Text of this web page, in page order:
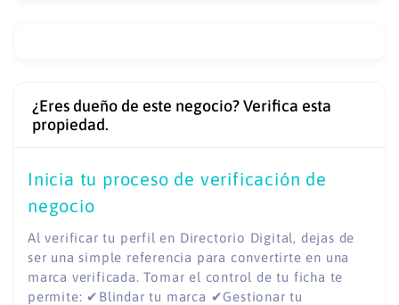
¿Eres dueño de este negocio? Verifica esta
propiedad.
Inicia tu proceso de verificación de
negocio
Al verificar tu perfil en Directorio Digital, dejas de
ser una simple referencia para convertirte en una
marca verificada. Tomar el control de tu ficha te
permite: ✔Blindar tu marca ✔Gestionar tu